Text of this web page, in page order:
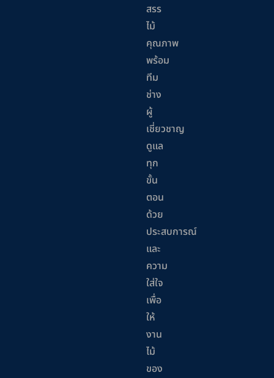
สรร
ไม้
คุณภาพ
พร้อม
ทีม
ช่าง
ผู้
เชี่ยวชาญ
ดูแล
ทุก
ขั้น
ตอน
ด้วย
ประสบการณ์
และ
ความ
ใส่ใจ
เพื่อ
ให้
งาน
ไม้
ของ